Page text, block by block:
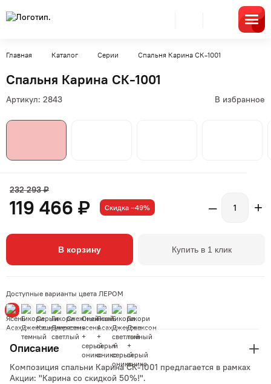
Главная Каталог Серии Спальня Карина СК-1001
Спальня Карина СК-1001
Артикул: 2843 В избранное
Доступные варианты цвета ЛЕРОМ
232 293 ₽
119 466 ₽ Скидка –49% – +
В корзину Купить в 1 клик
Описание
Композиция спальни Карина СК-1001 предлагается в рамках
Акции: "Карина со скидкой 50%!".